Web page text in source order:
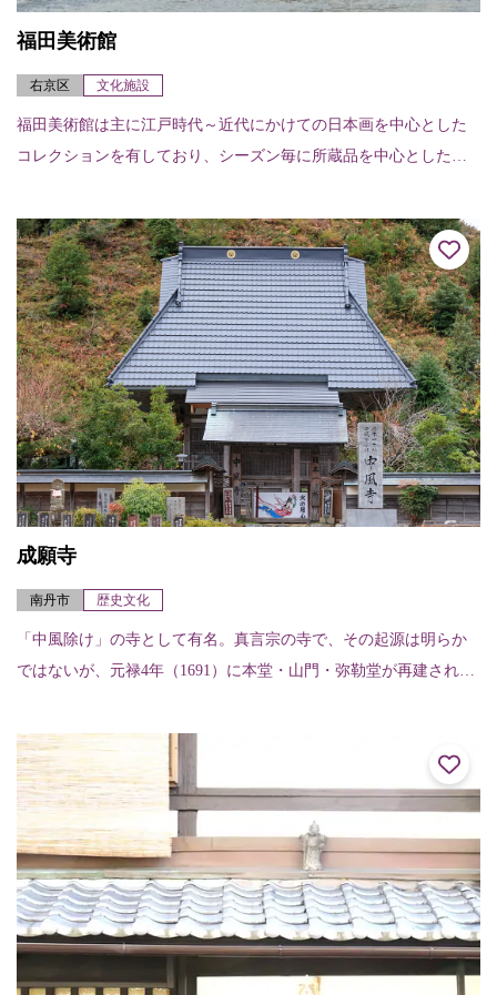
福田美術館
右京区 文化施設
福田美術館は主に江戸時代～近代にかけての日本画を中心とした
コレクションを有しており、シーズン毎に所蔵品を中心とした企
設内のカフェからは渡...
成願寺
南丹市 歴史文化
「中風除け」の寺として有名。真言宗の寺で、その起源は明らか
ではないが、元禄4年（1691）に本堂・山門・弥勒堂が再建され
品と言われている...